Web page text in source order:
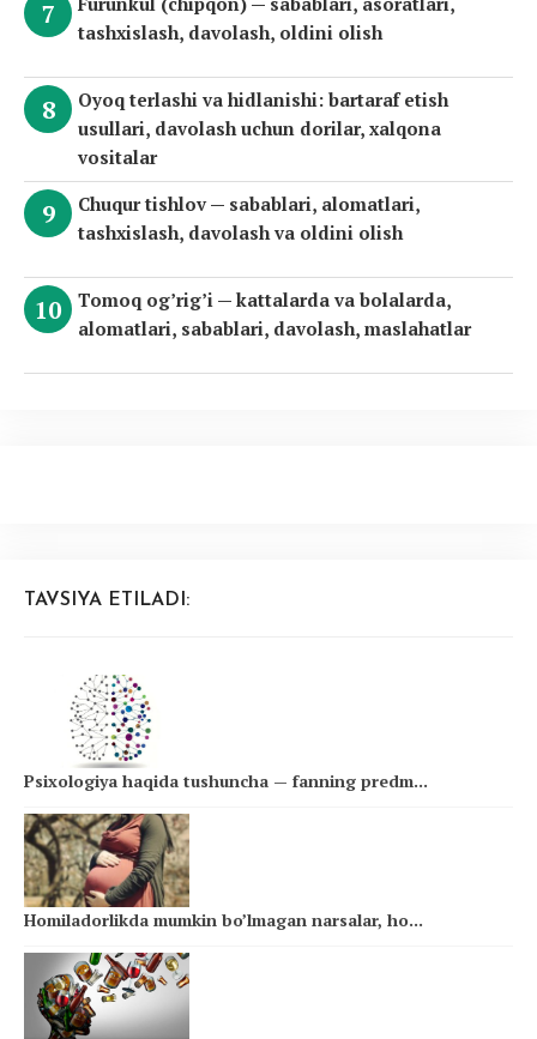
tashxislash, davolash, oldini olish
Oyoq terlashi va hidlanishi: bartaraf etish
usullari, davolash uchun dorilar, xalqona
vositalar
Chuqur tishlov — sabablari, alomatlari,
tashxislash, davolash va oldini olish
Tomoq og’rig’i — kattalarda va bolalarda,
alomatlari, sabablari, davolash, maslahatlar
TAVSIYA ETILADI:
Psixologiya haqida tushuncha — fanning predm...
Homiladorlikda mumkin bo’lmagan narsalar, ho...